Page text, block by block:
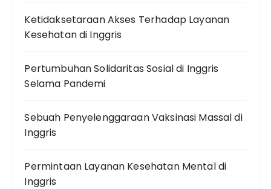
Ketidaksetaraan Akses Terhadap Layanan
Kesehatan di Inggris
Pertumbuhan Solidaritas Sosial di Inggris
Selama Pandemi
Sebuah Penyelenggaraan Vaksinasi Massal di
Inggris
Permintaan Layanan Kesehatan Mental di
Inggris